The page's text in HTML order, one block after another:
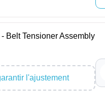
Belt Tensioner Assembly
l'ajustement